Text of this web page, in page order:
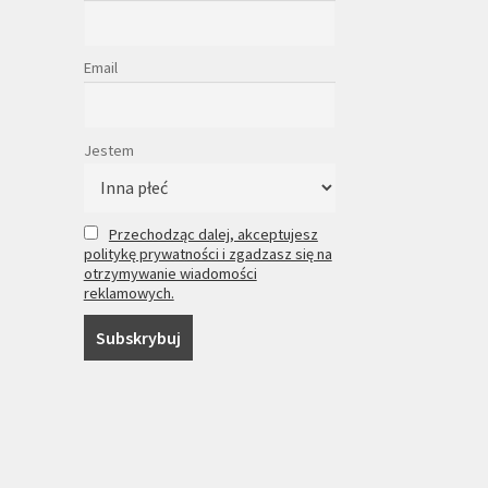
Email
Jestem
Przechodząc dalej, akceptujesz
politykę prywatności i zgadzasz się na
otrzymywanie wiadomości
reklamowych.